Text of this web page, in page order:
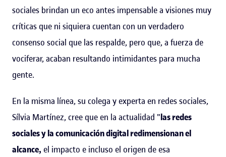
sociales brindan un eco antes impensable a visiones muy
críticas que ni siquiera cuentan con un verdadero
consenso social que las respalde, pero que, a fuerza de
vociferar, acaban resultando intimidantes para mucha
gente.
En la misma línea, su colega y experta en redes sociales,
Sílvia Martínez, cree que en la actualidad "las redes
sociales y la comunicación digital redimensionan el
alcance, el impacto e incluso el origen de esa